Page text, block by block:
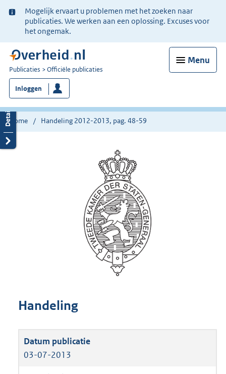
Ter
informatie:
Mogelijk ervaart u problemen met het zoeken naar
publicaties. We werken aan een oplossing. Excuses voor
het ongemak.
Menu
U
bent
nu
hier:
Publicaties Officiële publicaties
Inloggen
Home Handeling 2012-2013, pag. 48-59
Handeling
03-07-2013